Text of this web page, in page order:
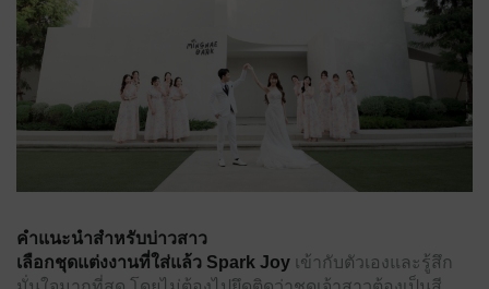
คำแนะนำสำหรับบ่าวสาว
เลือกชุดแต่งงานที่ใส่แล้ว Spark Joy เข้ากับตัวเองและรู้สึก